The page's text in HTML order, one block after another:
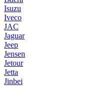
Isuzu
Iveco
JAC
Jaguar
Jeep
Jensen
Jetour
Jetta
Jinbei